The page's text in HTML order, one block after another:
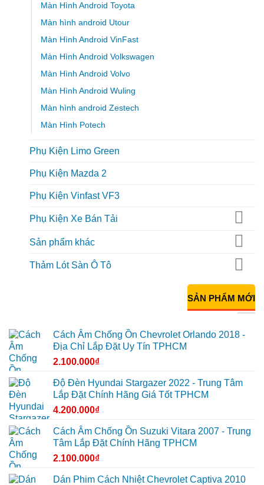
Màn Hình Android Toyota
Màn hình android Utour
Màn Hình Android VinFast
Màn Hình Android Volkswagen
Màn Hình Android Volvo
Màn Hình Android Wuling
Màn hình android Zestech
Màn Hình Potech
Phụ Kiện Limo Green
Phụ Kiện Mazda 2
Phụ Kiện Vinfast VF3
Phụ Kiện Xe Bán Tải
Sản phẩm khác
Thảm Lót Sàn Ô Tô
SẢN PHẨM MỚI
Cách Âm Chống Ồn Chevrolet Orlando 2018 -
Địa Chỉ Lắp Đặt Uy Tín TPHCM
2.100.000₫
Độ Đèn Hyundai Stargazer 2022 - Trung Tâm
Lắp Đặt Chính Hãng Giá Tốt TPHCM
4.200.000₫
Cách Âm Chống Ồn Suzuki Vitara 2007 - Trung
Tâm Lắp Đặt Chính Hãng TPHCM
2.100.000₫
Dán Phim Cách Nhiệt Chevrolet Captiva 2010